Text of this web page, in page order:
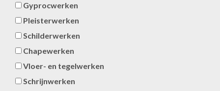
Gyprocwerken
Pleisterwerken
Schilderwerken
Chapewerken
Vloer- en tegelwerken
Schrijnwerken